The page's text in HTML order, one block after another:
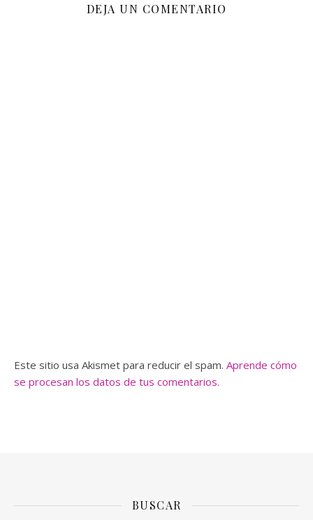
DEJA UN COMENTARIO
Este sitio usa Akismet para reducir el spam. Aprende cómo
se procesan los datos de tus comentarios.
BUSCAR